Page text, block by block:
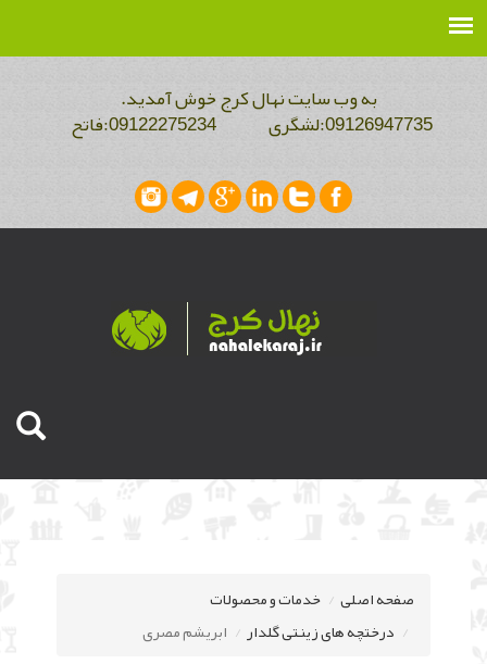
به وب سایت نهال کرج خوش آمدید.
صفحه اصلی
خدمات و محصولات
درختچه های زینتی گلدار
ابریشم مصری